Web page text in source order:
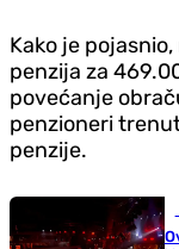
Kako je
penzija za
povećanje
penzioneri
penzije.